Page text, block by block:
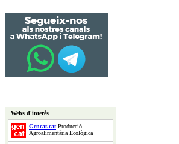
Webs d'interès
Gencat.catProducció
Agroalimentària Ecològica